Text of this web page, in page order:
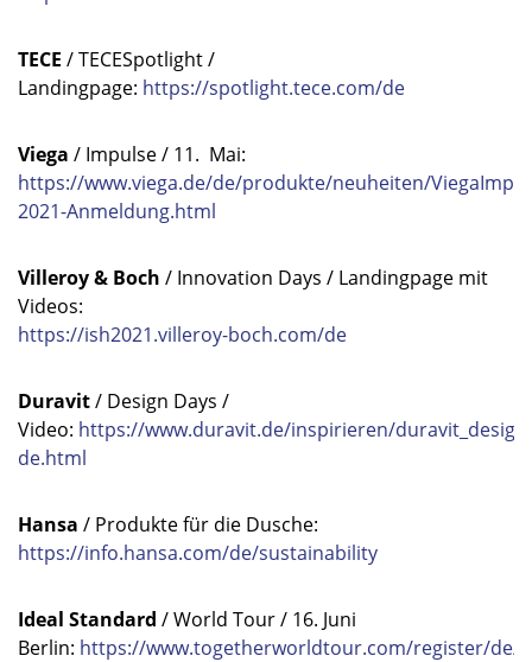
TECE / TECESpotlight /
Landingpage: https://spotlight.tece.com/de
Viega / Impulse / 11. Mai:
https://www.viega.de/de/produkte/neuheiten/
2021-Anmeldung.html
Villeroy & Boch / Innovation Days / Landingpage mit
Videos:
https://ish2021.villeroy-boch.com/de
Duravit/ Design Days /
Video: https://www.duravit.de/inspirieren/
de.html
Hansa / Produkte für die Dusche:
https://info.hansa.com/de/sustainability
Ideal Standard / World Tour / 16. Juni
Berlin: https://www.togetherworldtour.com/register/de/